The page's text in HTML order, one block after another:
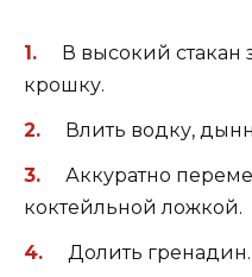
В высокий стакан
крошку.
Влить водку,
Аккуратно
коктейльной ложкой.
Долить гренадин.